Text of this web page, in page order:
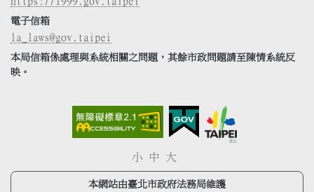
電子信箱
la_laws@gov.taipei
本局信箱係處理與系統相關之問題，其餘市政問題請至陳情系統反
映。
小 中 大
本網站由臺北市政府法務局維護